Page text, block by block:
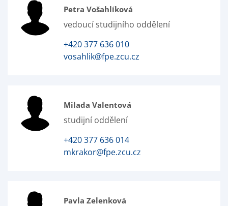
Petra Vošahlíková
vedoucí studijního oddělení
+420 377 636 010
vosahlik@fpe.zcu.cz
Milada Valentová
studijní oddělení
+420 377 636 014
mkrakor@fpe.zcu.cz
Pavla Zelenková